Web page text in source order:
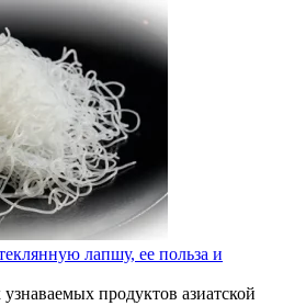
лапшу, ее польза и
продуктов азиатской